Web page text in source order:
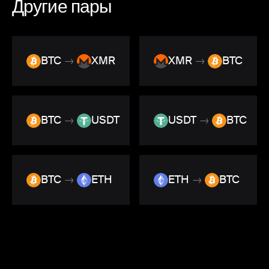
Другие пары
BTC → XMR XMR → BTC
BTC → USDT USDT → BTC
BTC → ETH ETH → BTC